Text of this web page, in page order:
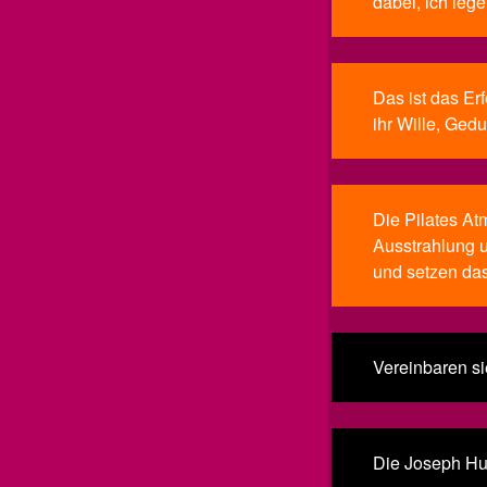
Das ist das
ihr Wille,
Die Pilates
Ausstrahlung
und setzen
Vereinbaren
Die Joseph